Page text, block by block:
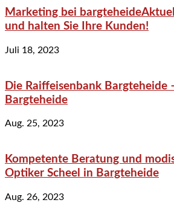
Marketing bei
und halten Sie Ihre Kunden!
Juli 18, 2023
Die Raiffeisenbank Bargteheide
Bargteheide
Aug. 25, 2023
Kompetente Beratung und
Optiker Scheel in Bargteheide
Aug. 26, 2023